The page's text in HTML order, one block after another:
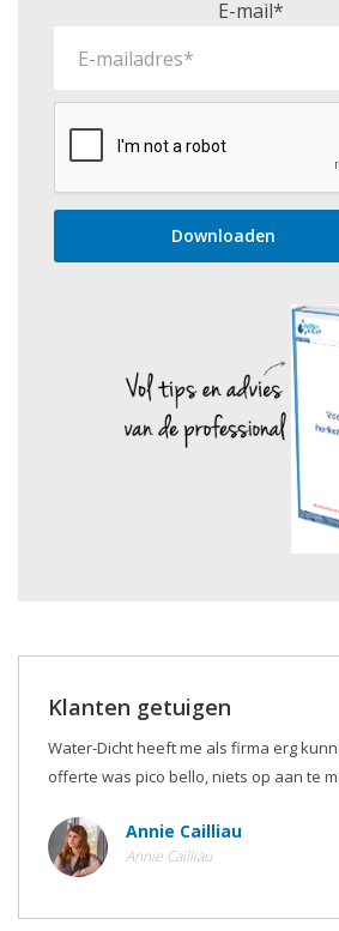
E-mail*
Klanten getuigen
Water-Dicht heeft me als firma erg
offerte was pico bello, niets op aan te
Annie Cailliau
Annie Cailliau